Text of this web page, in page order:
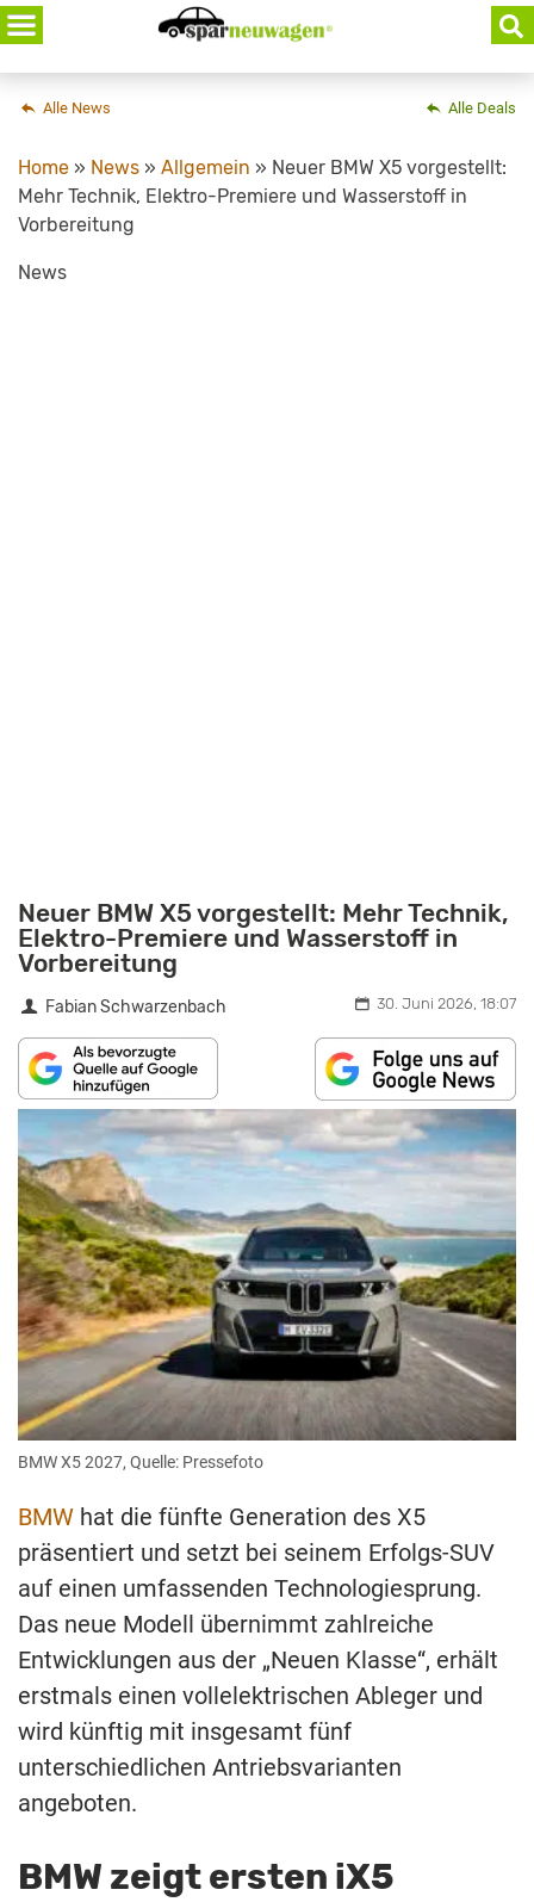
Skip
to
content
Alle Deals
Alle News
Home » News » Allgemein » Neuer BMW X5 vorgestellt:
Mehr Technik, Elektro-Premiere und Wasserstoff in
Vorbereitung
News
Neuer BMW X5 vorgestellt: Mehr Technik,
Elektro-Premiere und Wasserstoff in
Vorbereitung
Fabian Schwarzenbach 30. Juni 2026, 18:07
BMW X5 2027, Quelle: Pressefoto
BMW hat die fünfte Generation des X5
präsentiert und setzt bei seinem Erfolgs-SUV
auf einen umfassenden Technologiesprung.
Das neue Modell übernimmt zahlreiche
Entwicklungen aus der „Neuen Klasse“, erhält
erstmals einen vollelektrischen Ableger und
wird künftig mit insgesamt fünf
unterschiedlichen Antriebsvarianten
angeboten.
BMW zeigt ersten iX5